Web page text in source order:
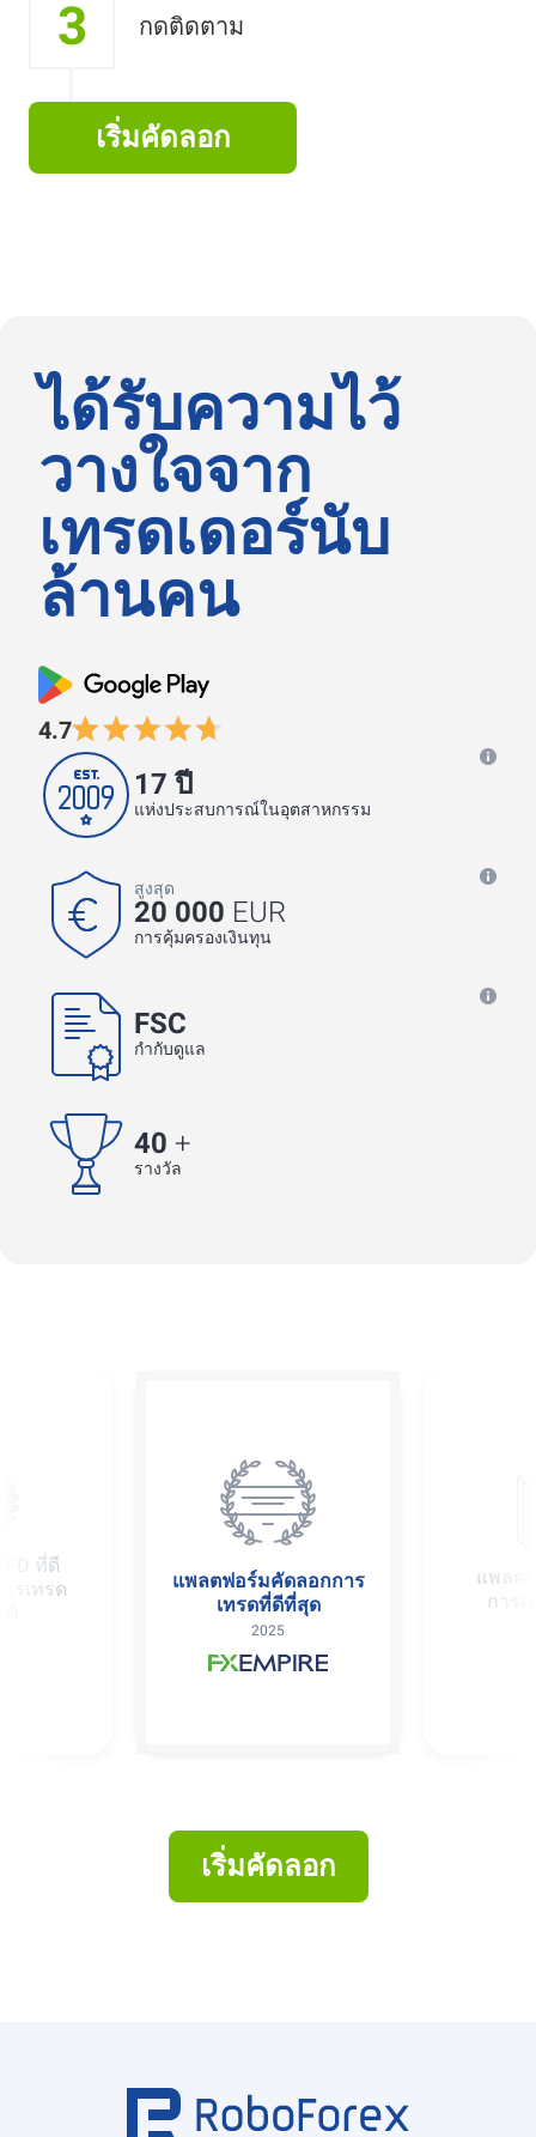
3
เริ่มคัดลอก
กดติดตาม
ได้รับความไว้
วางใจจาก
เทรดเดอร์นับ
ล้านคน
4.7
17 ปี
แห่งประสบการณ์ในอุตสาหกรรม
FSC
กำกับดูแล
สูงสุด
20 000 EUR
การคุ้มครองเงินทุน
40 +
รางวัล
ที่ดี
รเทรด
แพลตฟอร์มคัดลอกการ
เทรดที่ดีที่สุด
2025
แพลต
การ
เริ่มคัดลอก